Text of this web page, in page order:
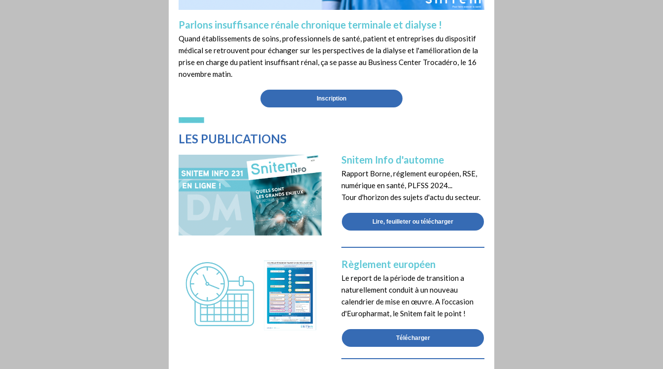
Parlons insuffisance rénale chronique terminale et dialyse !
Quand établissements de soins, professionnels de santé, patient et entreprises du dispositif
médical se retrouvent pour échanger sur les perspectives de la dialyse et l'amélioration de la
prise en charge du patient insuffisant rénal, ça se passe au Business Center Trocadéro, le 16
novembre matin.
Inscription
LES PUBLICATIONS
Snitem Info d'automne
Rapport Borne, réglement européen, RSE,
numérique en santé, PLFSS 2024...
Tour d'horizon des sujets d'actu du secteur.
Lire, feuilleter ou télécharger
Règlement européen
Le report de la période de transition a
naturellement conduit à un nouveau
calendrier de mise en œuvre. A l’occasion
d'Europharmat, le Snitem fait le point !
Télécharger